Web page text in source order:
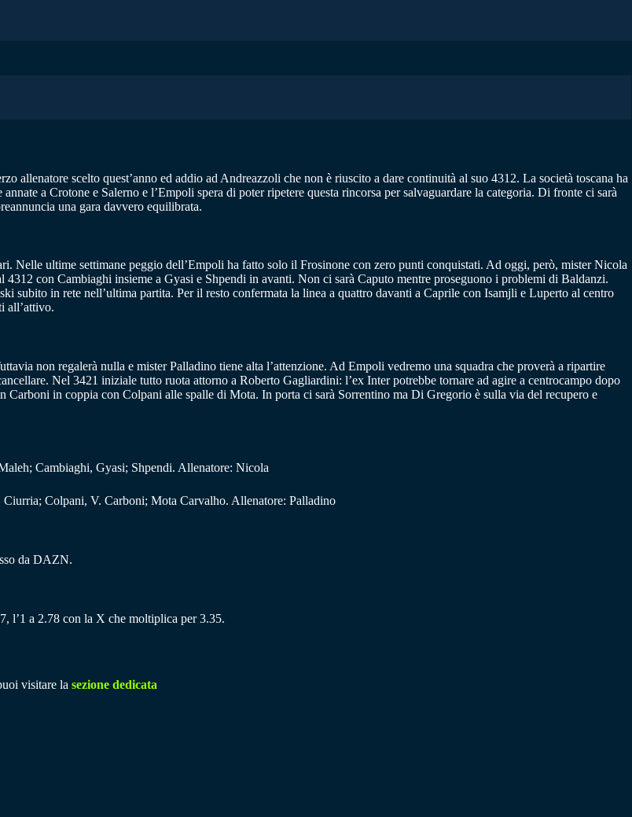
allenatore scelto quest’anno ed addio ad Andreazzoli che non è riuscito a dare continuità al suo 4312. La società toscana ha
a Crotone e Salerno e l’Empoli spera di poter ripetere questa rincorsa per salvaguardare la categoria. Di fronte ci sarà
una gara davvero equilibrata.
Nelle ultime settimane peggio dell’Empoli ha fatto solo il Frosinone con zero punti conquistati. Ad oggi, però, mister Nicola
con Cambiaghi insieme a Gyasi e Shpendi in avanti. Non ci sarà Caputo mentre proseguono i problemi di Baldanzi.
subito in rete nell’ultima partita. Per il resto confermata la linea a quattro davanti a Caprile con Isamjli e Luperto al centro
all’attivo.
non regalerà nulla e mister Palladino tiene alta l’attenzione. Ad Empoli vedremo una squadra che proverà a ripartire
Nel 3421 iniziale tutto ruota attorno a Roberto Gagliardini: l’ex Inter potrebbe tornare ad agire a centrocampo dopo
Carboni in coppia con Colpani alle spalle di Mota. In porta ci sarà Sorrentino ma Di Gregorio è sulla via del recupero e
Cambiaghi, Gyasi; Shpendi. Allenatore: Nicola
Colpani, V. Carboni; Mota Carvalho. Allenatore: Palladino
da DAZN.
l’1 a 2.78 con la X che moltiplica per 3.35.
visitare la sezione dedicata